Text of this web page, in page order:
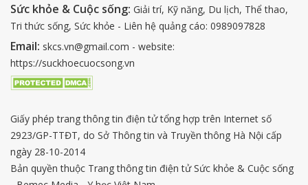
Sức khỏe & Cuộc sống: Giải trí, Kỹ năng, Du lịch, Thể thao,
Tri thức sống, Sức khỏe - Liên hệ quảng cáo: 0989097828
Email: skcs.vn@gmail.com - website:
https://suckhoecuocsong.vn
Giấy phép trang thông tin điện tử tổng hợp trên Internet số
2923/GP-TTĐT, do Sở Thông tin và Truyền thông Hà Nội cấp
ngày 28-10-2014
Bản quyền thuộc Trang thông tin điện tử Sức khỏe & Cuộc sống